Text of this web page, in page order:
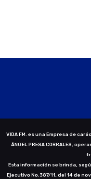
VIDA FM. es una Empresa de
ÁNGEL PRESA CORRALES,
Esta información se brinda,
Ejecutivo No.387/11, del 14 de